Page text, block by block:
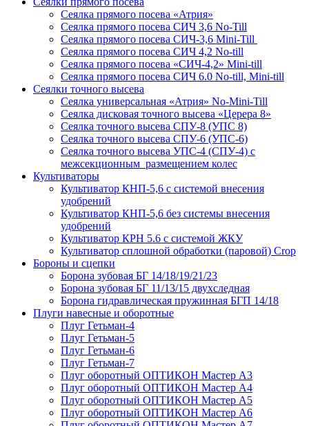
Сеялка прямого посева «Атрия»
Сеялка прямого посева СИЧ 3,6 No-Till
Сеялка прямого посева СИЧ-3,6 Mini-Till
Сеялка прямого посева СИЧ 4,2 No-till
Сеялка прямого посева «СИЧ-4,2» Mini-till
Сеялка прямого посева СИЧ 6.0 No-till, Mini-till
Сеялки точного высева
Сеялка универсальная «Атрия» No-Mini-Till
Сеялка дисковая точного высева «Церера 8»
Сеялка точного высева СПУ-8 (УПС 8)
Сеялка точного высева СПУ-6 (УПС-6)
Сеялка точного высева УПС-4 (СПУ-4) с
межсекционным размещением колес
Культиваторы
Культиватор КНП-5,6 с системой внесения
удобрений
Культиватор КНП-5,6 без системы внесения
удобрений
Культиватор КРН 5.6 с системой ЖКУ
Культиватор сплошной обработки (паровой) Crop
Бороны и сцепки
Борона зубовая БГ 14/18/19/21/23
Борона зубовая БГ 11/13/15 двухследная
Борона гидравлическая пружинная БГП 14/18
Плуги навесные и оборотные
Плуг Гетьман-4
Плуг Гетьман-5
Плуг Гетьман-6
Плуг Гетьман-7
Плуг оборотный ОПТИКОН Мастер А3
Плуг оборотный ОПТИКОН Мастер А4
Плуг оборотный ОПТИКОН Мастер А5
Плуг оборотный ОПТИКОН Мастер А6